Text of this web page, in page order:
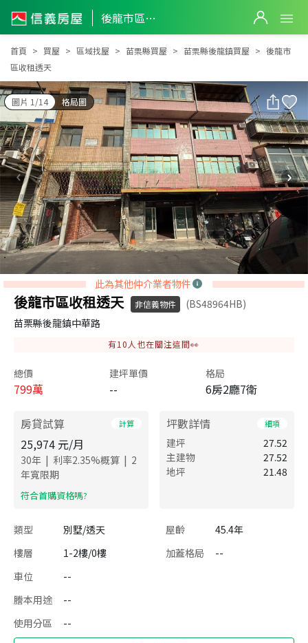
後龍市區收租透天
後龍市區收租透天
首頁 買屋 區域找屋 苗栗縣買屋 苗栗縣後龍鎮買屋
後龍市
區收租透天
圖片 1/14 格局圖
此為其他仲介業者物件
後龍市區收租透天 非信義物件
(BS48964HB)
苗栗縣後龍鎮中華路
有10 人也在關注這間👀
總價
799萬
建坪單價
--
格局
6房2廳7衛
房貸試算 計算
25,974 元/月
30年 | 利率2.35%概算 | 2
年寬限期
​符合首購資格嗎?
坪數詳情 細項
建坪
27.52
主建物
27.52
地坪
21.48
類型 別墅/透天 屋齡
45.4年
樓層
1-2樓/0樓 加蓋格局
--
車位
--
謄本用途
--
使用分區
--